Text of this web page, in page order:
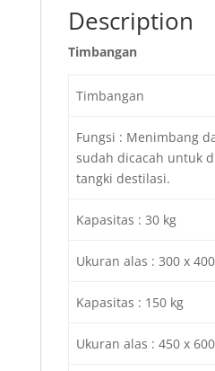
Description
Timbangan
Timbangan
Fungsi : Menimbang
sudah dicacah untuk
tangki destilasi.
Kapasitas : 30 kg
Ukuran alas : 300 x
Kapasitas : 150 kg
Ukuran alas : 450 x